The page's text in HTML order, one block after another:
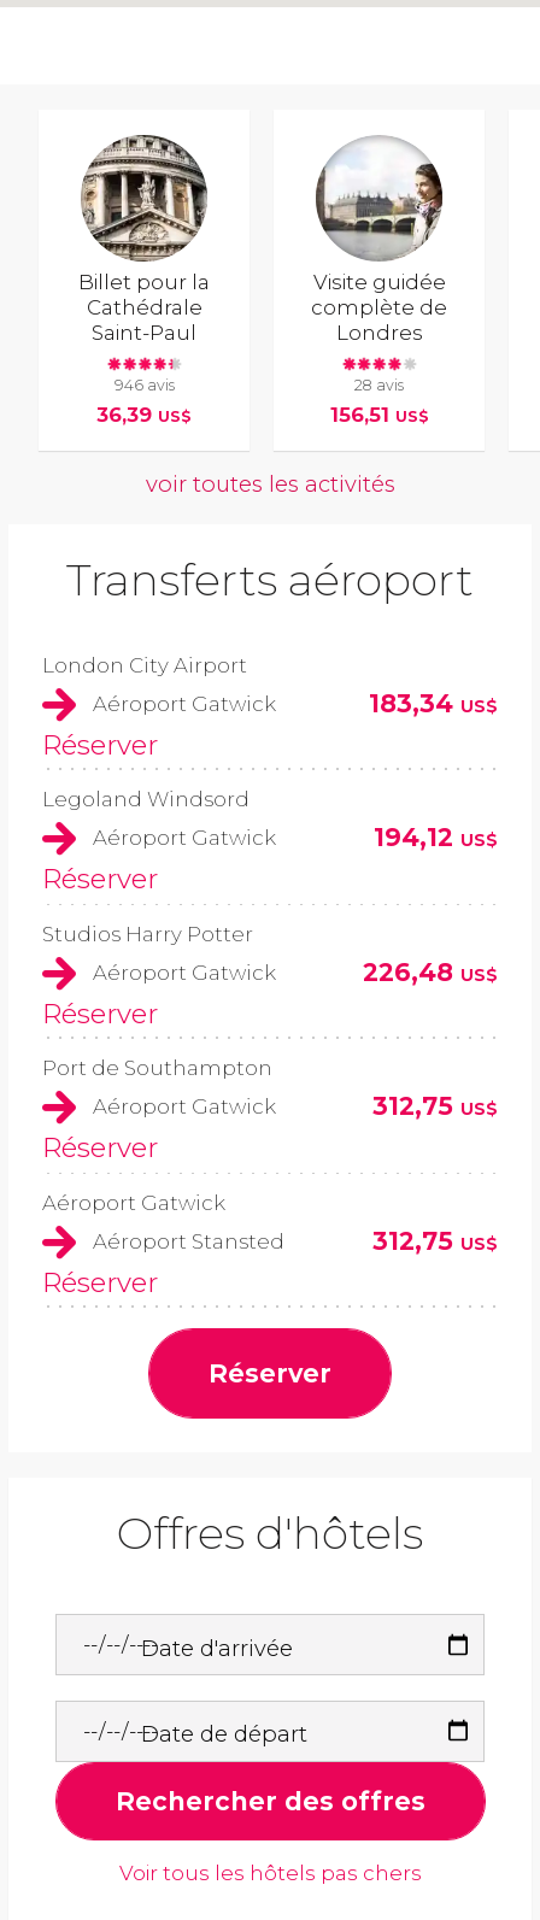
Billet pour la
Cathédrale
Saint-Paul
946 avis
36,39 US$
Visite guidée
complète de
Londres
28 avis
156,51 US$
voir toutes les activités
Transferts aéroport
London City Airport
Aéroport Gatwick
183,34 US$
Réserver
Legoland Windsord
Aéroport Gatwick
194,12 US$
Réserver
Studios Harry Potter
Aéroport Gatwick
226,48 US$
Réserver
Port de Southampton
Aéroport Gatwick
312,75 US$
Réserver
Aéroport Gatwick
Aéroport Stansted
312,75 US$
Réserver
Réserver
Offres d'hôtels
Date d'arrivée
Date de départ
Rechercher des offres
Voir tous les hôtels pas chers